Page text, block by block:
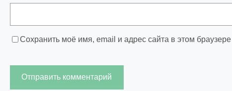
Сохранить моё имя, email и адрес сайта в этом